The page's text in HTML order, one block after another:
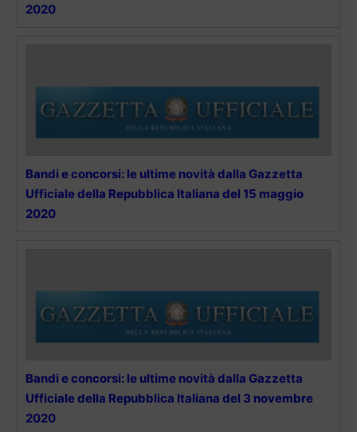
2020
Bandi e concorsi: le ultime novità dalla Gazzetta
Ufficiale della Repubblica Italiana del 15 maggio
2020
Bandi e concorsi: le ultime novità dalla Gazzetta
Ufficiale della Repubblica Italiana del 3 novembre
2020